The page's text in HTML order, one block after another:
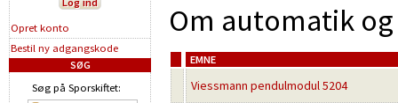
Om automatik
EMNE
Viessmann pendulmodul 5204
Opret konto
Bestil ny adgangskode
SØG
Søg på Sporskiftet: